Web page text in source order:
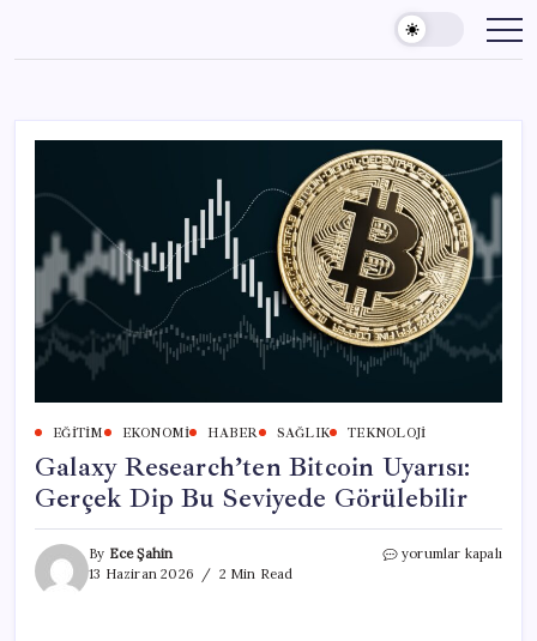
content
EĞITIM EKONOMI HABER SAĞLIK TEKNOLOJI
Galaxy Research’ten Bitcoin Uyarısı:
Gerçek Dip Bu Seviyede Görülebilir
By Ece Şahin
13 Haziran 2026
2 Min Read
Galaxy
yorumlar kapalı